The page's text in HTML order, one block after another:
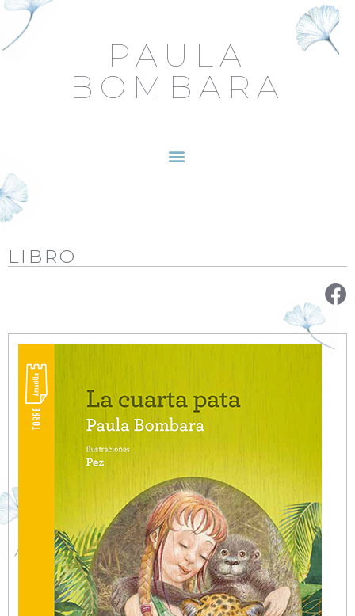
PAULA
BOMBARA
LIBRO